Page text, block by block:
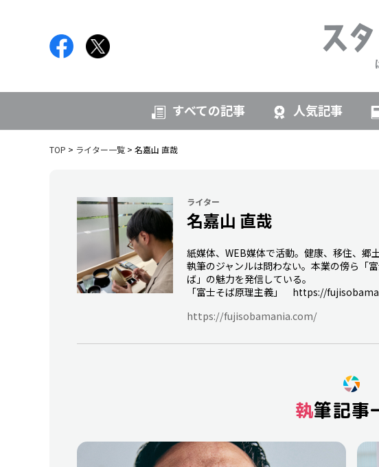
すべての記事 人気記事
TOP ライター一覧 名嘉山 直哉
ライター
名嘉山 直哉
紙媒体、WEB媒体で活動。健康、移住、
執筆のジャンルは問わない。本業の傍ら「
ば」の魅力を発信している。
「富士そば原理主義」 https://
https://fujisobamania.com/
執筆記